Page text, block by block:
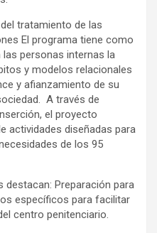
tratamiento de las
El programa tiene como
personas internas la
y modelos relacionales
y afianzamiento de su
A través de
el proyecto
actividades diseñadas para
de los 95
destacan: Preparación para
específicos para facilitar
centro penitenciario.